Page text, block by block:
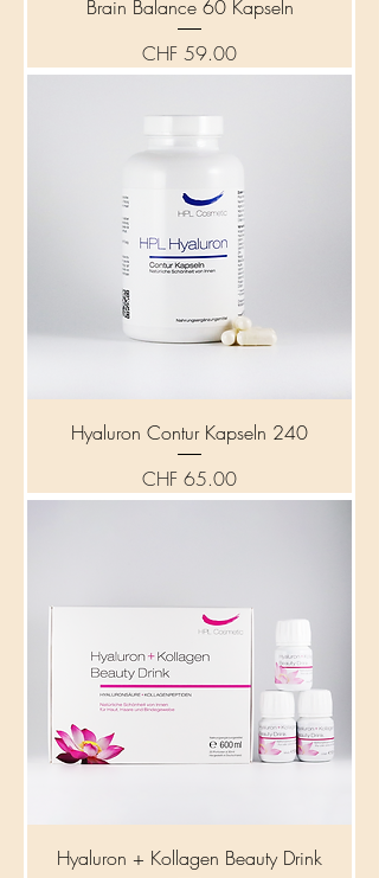
Brain Balance 60 Kapseln
Preis
CHF 59.00
Hyaluron Contur Kapseln 240
Preis
CHF 65.00
Hyaluron + Kollagen Beauty Drink